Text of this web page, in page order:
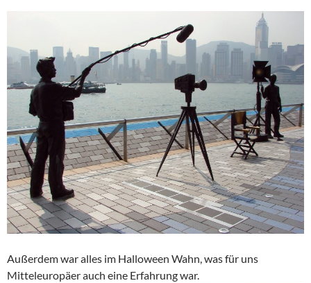
Außerdem war alles im Halloween Wahn, was für uns
Mitteleuropäer auch eine Erfahrung war.